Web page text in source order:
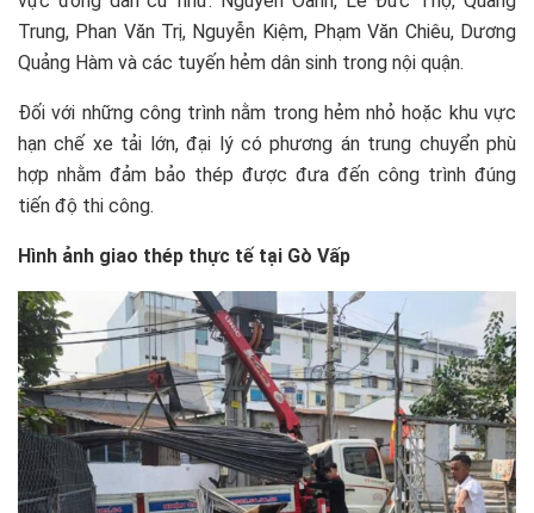
Trung, Phan Văn Trị, Nguyễn Kiệm, Phạm Văn Chiêu, Dương
Quảng Hàm và các tuyến hẻm dân sinh trong nội quận.
Đối với những công trình nằm trong hẻm nhỏ hoặc khu vực
hạn chế xe tải lớn, đại lý có phương án trung chuyển phù
hợp nhằm đảm bảo thép được đưa đến công trình đúng
tiến độ thi công.
Hình ảnh giao thép thực tế tại Gò Vấp